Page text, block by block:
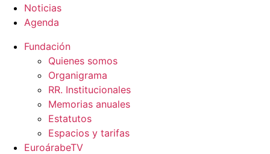
Noticias
Agenda
Fundación
Quienes somos
Organigrama
RR. Institucionales
Memorias anuales
Estatutos
Espacios y tarifas
EuroárabeTV